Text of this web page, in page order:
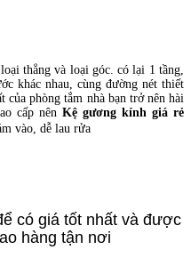
thẳng và loại góc. có lại 1 tầng,
khác nhau, cùng đường nét thiết
phòng tắm nhà bạn trở nên hài
cấp nên Kệ gương kính giá rẻ
vào, dễ lau rửa
có giá tốt nhất và được
hàng tận nơi